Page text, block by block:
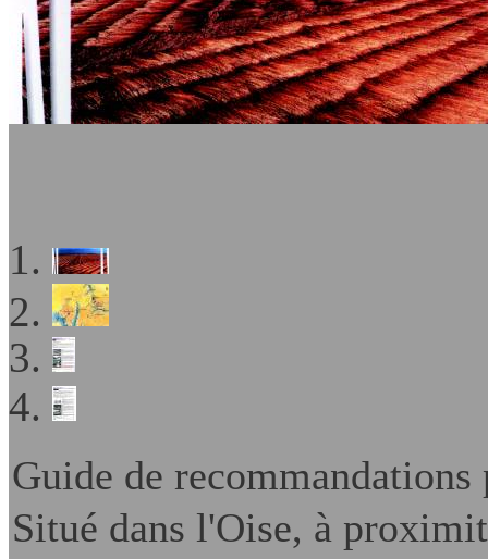
Guide de recommandations
Situé dans l'Oise, à